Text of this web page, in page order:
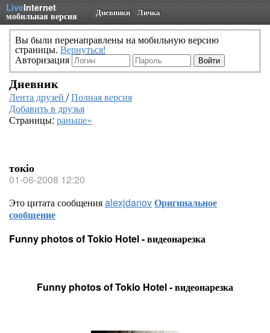
LiveInternet
мобильная версия Дневники Личка
Вы были перенаправлены на мобильную версию
страницы. Вернуться!
Авторизация
Дневник
Лента друзей /Полная версия
Добавить в друзья
Страницы: раньше»
токіо
01-06-2008 12:20
Это цитата сообщенияalexjdanovОригинальное
сообщение
Funny photos of Tokio Hotel - видеонарезка
Funny photos of Tokio Hotel - видеонарезка